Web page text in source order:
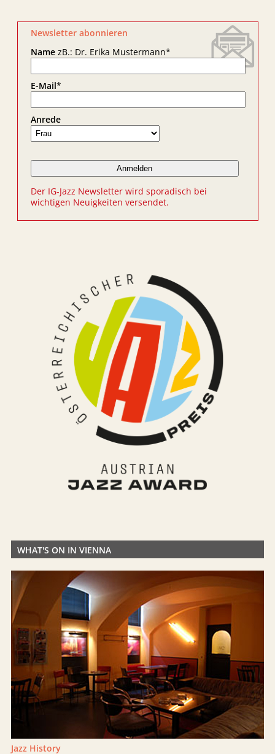
Newsletter abonnieren
NamezB.: Dr. Erika Mustermann*
E-Mail*
Anrede
Der IG-Jazz Newsletter wird sporadisch bei
wichtigen Neuigkeiten versendet.
WHAT'S ON IN VIENNA
Jazz History